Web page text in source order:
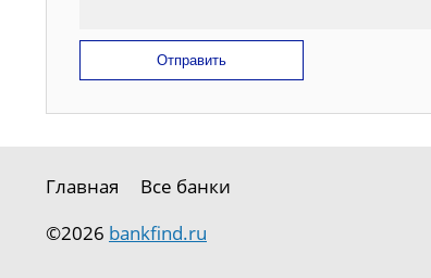
Отправить
Главная
Все банки
©2026 bankfind.ru